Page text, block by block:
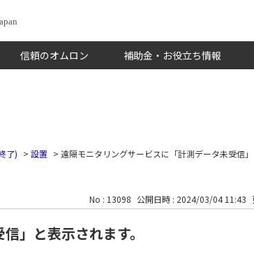
信頼のオムロン 補助金・お役立ち情報
了) > 設置 > 遠隔モニタリングサービスに「計測データ未受信
No : 13098 公開日時 : 2024/03/04 11:43
」と表示されます。